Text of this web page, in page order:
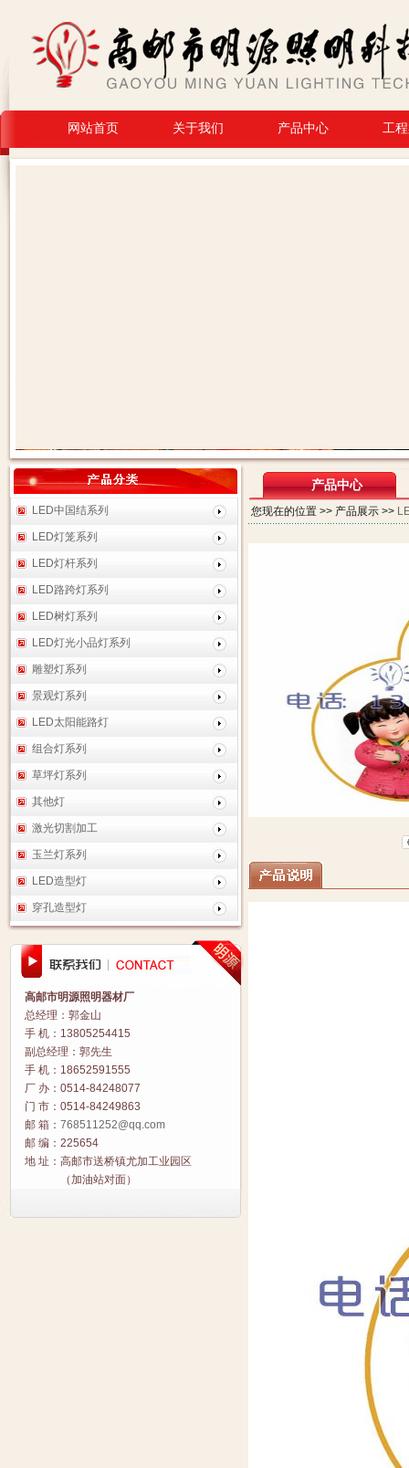
网站首页 关于我们 产品中心 工
LED中国结系列
LED灯笼系列
LED灯杆系列
LED路跨灯系列
LED树灯系列
LED灯光小品灯系列
雕塑灯系列
景观灯系列
LED太阳能路灯
组合灯系列
草坪灯系列
其他灯
激光切割加工
玉兰灯系列
LED造型灯
穿孔造型灯
高邮市明源照明器材厂
总经理：郭金山
手 机：13805254415
副总经理：郭先生
手 机：18652591555
厂 办：0514-84248077
门 市：0514-84249863
邮 箱： 768511252@qq.com
邮 编：225654
地 址：高邮市送桥镇尤加工业园区
（加油站对面）
产品中心
您现在的位置 >> 产品展示 >>